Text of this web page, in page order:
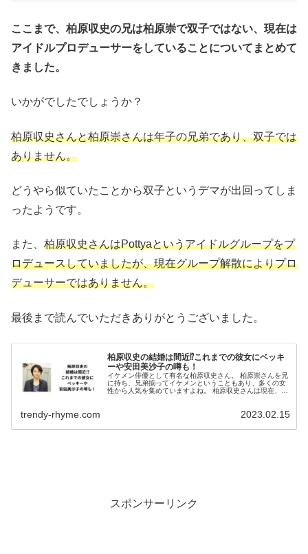
ここまで、柏原収史の兄は柏原崇で双子ではない、現在は
アイドルプロデューサーをしていることについてまとめて
きました。
いかがでしたでしょうか？
柏原収史さんと柏原崇さんは年子の兄弟であり、双子では
ありません。
どうやら似ていたことから双子というデマが出回ってしま
ったようです。
また、 柏原収史さんはPottyaというアイドルグループをプ
ロデュースしていましたが、現在グループ解散によりプロ
デューサーではありません。
最後まで読んでいただきありがとうございました。
柏原収史の結婚は間近⁉︎これまでの彼女にベッキ
ーや安田美沙子の噂も！
イケメン俳優として有名な柏原収史さん。 柏原崇さんを兄
に持ち、兄弟揃ってイケメンということもあり、多くの女
性から人気を集めていますよね。 柏原収史さんは現在、俳
trendy-rhyme.com 2023.02.15
スポンサーリンク